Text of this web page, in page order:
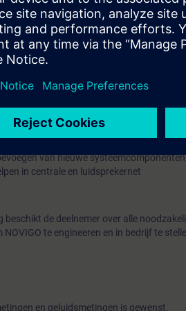
van centrales en periferie.
en software onderdelen van NOVIGO.
over kennis van:
met 100V audiodistributie.
voedingen en bekabeling van NOVIGO.
Design.
in NOVIGO-Design.
(soundfiles).
voor test- en
van nieuwe
in centrale en luidsprekernet
beschikt de deelnemer over alle
te engineeren en in bedrijf te
en geluidsmetingen is gewenst.